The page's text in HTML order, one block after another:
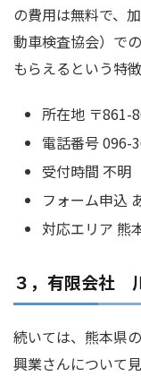
の費用は無料で、
動車検査協会）で
もらえるという特
所在地 〒861-
電話番号 096-
受付時間 不明
フォーム申込
対応エリア 熊
３，有限会社
続いては、熊本県
興業さんについて